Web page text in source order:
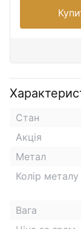
Стан
Акція
Метал
Колір металу
Вага